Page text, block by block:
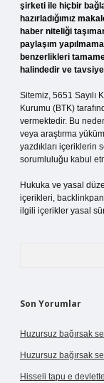
şirketi ile hiçbir
hazırladığımız
haber niteliği
paylaşım
benzerlikleri
halindedir ve
Sitemiz, 5651 Sayılı
Kurumu (BTK)
vermektedir. Bu
veya araştırma
yazdıkları içeriklerin
sorumluluğu kabul
Hukuka ve yasal
içerikleri,
ilgili içerikler yasal
Son Yorumlar
Huzursuz bağırsak
Huzursuz bağırsak
Hisseli tapu e